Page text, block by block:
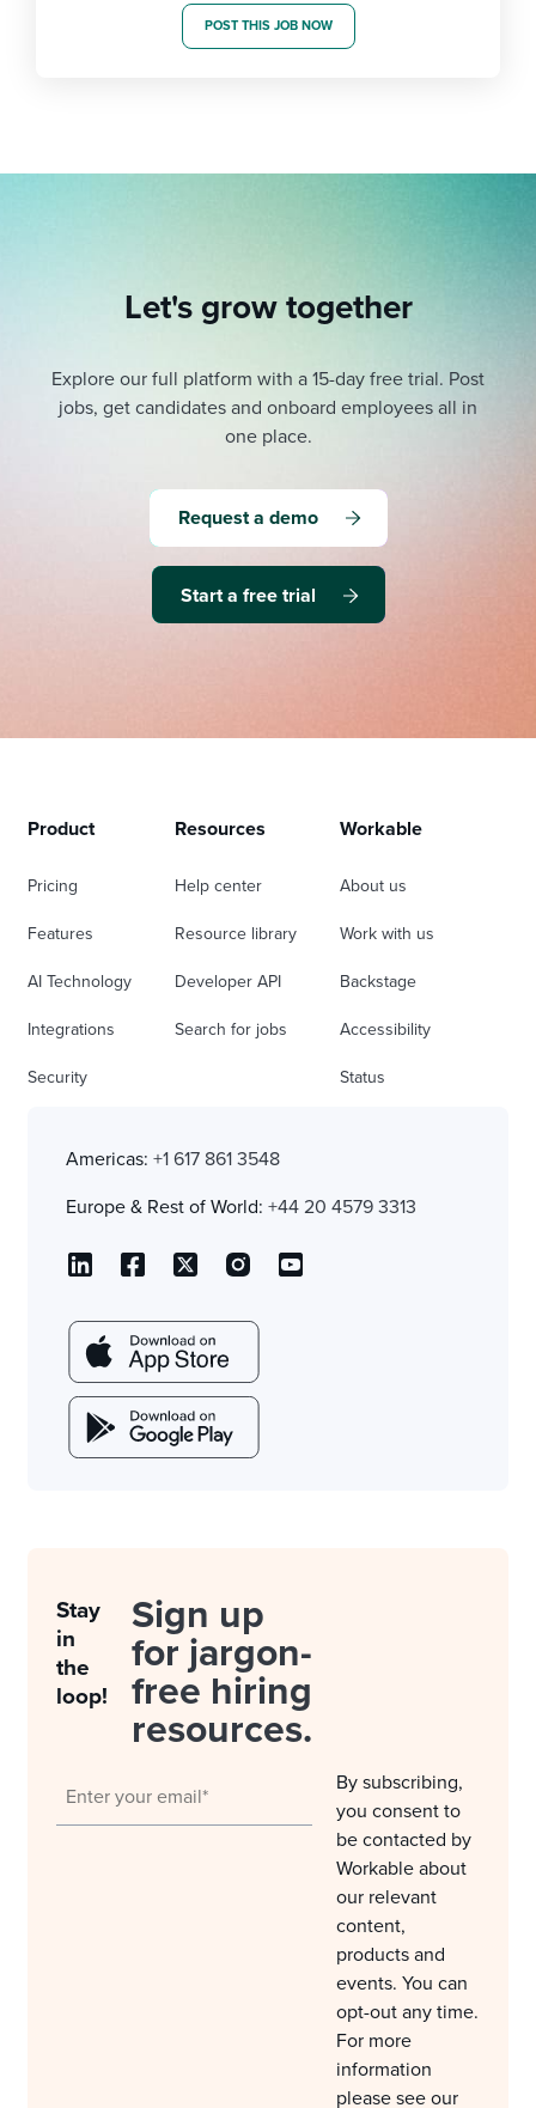
POST THIS JOB NOW
Let's grow together
Explore our full platform with a 15-day free trial. Post
jobs, get candidates and onboard employees all in
one place.
Request a demo
Start a free trial
Product
Pricing
Features
AI Technology
Integrations
Security
Resources
Help center
Resource library
Developer API
Search for jobs
Workable
About us
Work with us
Backstage
Accessibility
Status
Americas: +1 617 861 3548
Europe & Rest of World: +44 20 4579 3313
Stay
in
the
loop!
Sign up
for jargon-
free hiring
resources.
By subscribing,
you consent to
be contacted by
Workable about
our relevant
content,
products and
events. You can
opt-out any time.
For more
information
please see our